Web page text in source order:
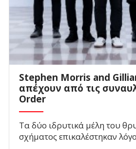
Stephen Morris and
απέχουν από τις
Order
Τα δύο ιδρυτικά μέλη του
σχήματος επικαλέστηκαν